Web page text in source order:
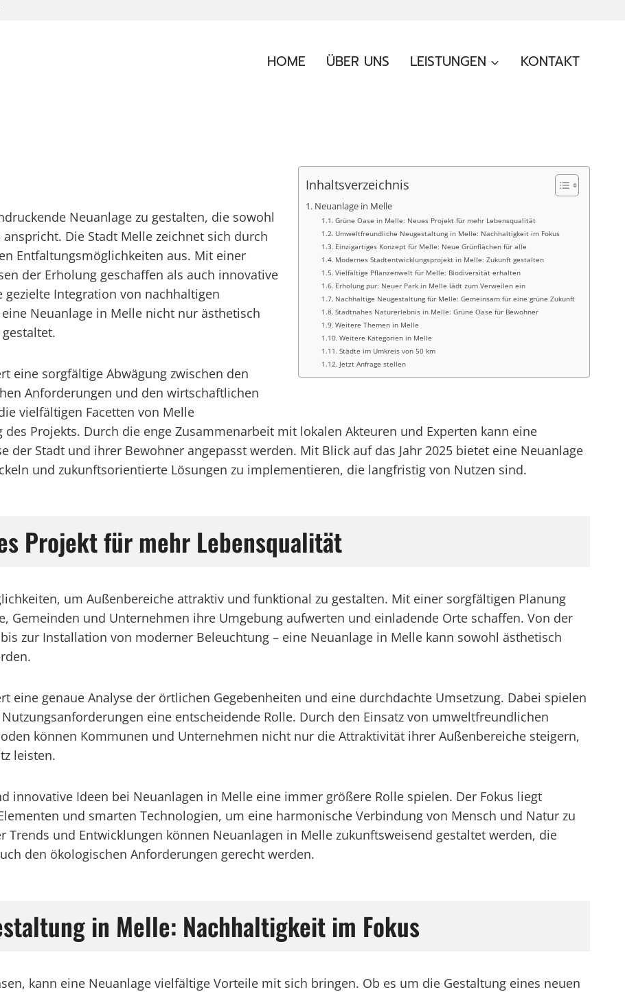
HOME ÜBER UNS LEISTUNGEN KONTAKT
Inhaltsverzeichnis
Neuanlage in Melle
Grüne Oase in Melle: Neues Projekt für mehr Lebensqualität
Umweltfreundliche Neugestaltung in Melle: Nachhaltigkeit im Fokus
Einzigartiges Konzept für Melle: Neue Grünflächen für alle
Modernes Stadtentwicklungsprojekt in Melle: Zukunft gestalten
Vielfältige Pflanzenwelt für Melle: Biodiversität erhalten
Erholung pur: Neuer Park in Melle lädt zum Verweilen ein
Nachhaltige Neugestaltung für Melle: Gemeinsam für eine grüne Zukunft
Stadtnahes Naturerlebnis in Melle: Grüne Oase für Bewohner
Weitere Themen in Melle
Weitere Kategorien in Melle
Städte im Umkreis von 50 km
Jetzt Anfrage stellen
Neuanlage zu gestalten, die sowohl
Die Stadt Melle zeichnet sich durch
Entfaltungsmöglichkeiten aus. Mit einer
der Erholung geschaffen als auch innovative
Integration von nachhaltigen
Neuanlage in Melle nicht nur ästhetisch
eine sorgfältige Abwägung zwischen den
Anforderungen und den wirtschaftlichen
vielfältigen Facetten von Melle
Projekts. Durch die enge Zusammenarbeit mit lokalen Akteuren und Experten kann eine
der Stadt und ihrer Bewohner angepasst werden. Mit Blick auf das Jahr 2025 bietet eine Neuanlage
und zukunftsorientierte Lösungen zu implementieren, die langfristig von Nutzen sind.
Projekt für mehr Lebensqualität
um Außenbereiche attraktiv und funktional zu gestalten. Mit einer sorgfältigen Planung
Gemeinden und Unternehmen ihre Umgebung aufwerten und einladende Orte schaffen. Von der
zur Installation von moderner Beleuchtung – eine Neuanlage in Melle kann sowohl ästhetisch
eine genaue Analyse der örtlichen Gegebenheiten und eine durchdachte Umsetzung. Dabei spielen
eine entscheidende Rolle. Durch den Einsatz von umweltfreundlichen
können Kommunen und Unternehmen nicht nur die Attraktivität ihrer Außenbereiche steigern,
leisten.
innovative Ideen bei Neuanlagen in Melle eine immer größere Rolle spielen. Der Fokus liegt
und smarten Technologien, um eine harmonische Verbindung von Mensch und Natur zu
Trends und Entwicklungen können Neuanlagen in Melle zukunftsweisend gestaltet werden, die
den ökologischen Anforderungen gerecht werden.
in Melle: Nachhaltigkeit im Fokus
kann eine Neuanlage vielfältige Vorteile mit sich bringen. Ob es um die Gestaltung eines neuen